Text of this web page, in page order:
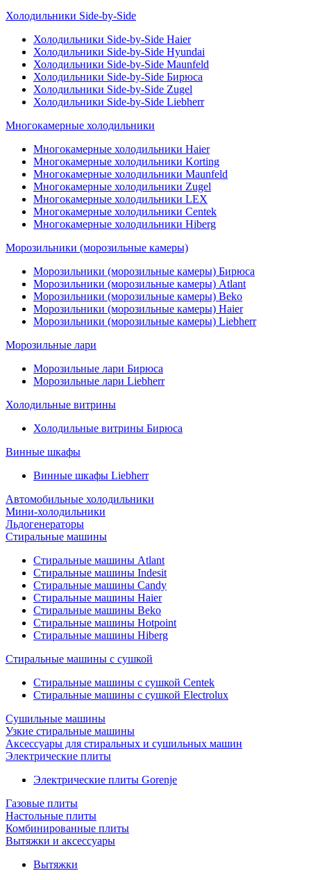
Холодильники Side-by-Side
Холодильники Side-by-Side Haier
Холодильники Side-by-Side Hyundai
Холодильники Side-by-Side Maunfeld
Холодильники Side-by-Side Бирюса
Холодильники Side-by-Side Zugel
Холодильники Side-by-Side Liebherr
Многокамерные холодильники
Многокамерные холодильники Haier
Многокамерные холодильники Korting
Многокамерные холодильники Maunfeld
Многокамерные холодильники Zugel
Многокамерные холодильники LEX
Многокамерные холодильники Centek
Многокамерные холодильники Hiberg
Морозильники (морозильные камеры)
Морозильники (морозильные камеры) Бирюса
Морозильники (морозильные камеры) Atlant
Морозильники (морозильные камеры) Beko
Морозильники (морозильные камеры) Haier
Морозильники (морозильные камеры) Liebherr
Морозильные лари
Морозильные лари Бирюса
Морозильные лари Liebherr
Холодильные витрины
Холодильные витрины Бирюса
Винные шкафы
Винные шкафы Liebherr
Автомобильные холодильники
Мини-холодильники
Льдогенераторы
Стиральные машины
Стиральные машины Atlant
Стиральные машины Indesit
Стиральные машины Candy
Стиральные машины Haier
Стиральные машины Beko
Стиральные машины Hotpoint
Стиральные машины Hiberg
Стиральные машины с сушкой
Стиральные машины с сушкой Centek
Стиральные машины с сушкой Electrolux
Сушильные машины
Узкие стиральные машины
Аксессуары для стиральных и сушильных машин
Электрические плиты
Электрические плиты Gorenje
Газовые плиты
Настольные плиты
Комбинированные плиты
Вытяжки и аксессуары
Вытяжки